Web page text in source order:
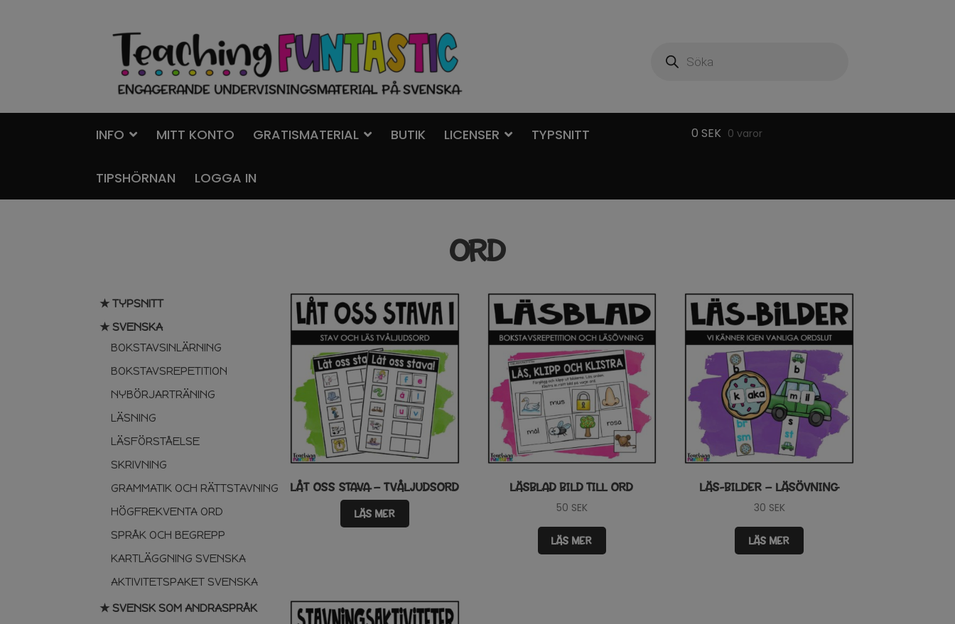
Hoppa
navigering
Gå
innehåll
INFO MITT KONTO GRATISMATERIAL BUTIK LICENSER TYPSNITT
TIPSHÖRNAN LOGGA IN
0 SEK 0 varor
ORD
★ TYPSNITT
★ SVENSKA
BOKSTAVSINLÄRNING
BOKSTAVSREPETITION
NYBÖRJARTRÄNING
LÄSNING
LÄSFÖRSTÅELSE
SKRIVNING
GRAMMATIK OCH RÄTTSTAVNING
HÖGFREKVENTA ORD
SPRÅK OCH BEGREPP
KARTLÄGGNING SVENSKA
AKTIVITETSPAKET SVENSKA
★ SVENSK SOM ANDRASPRÅK
LÅT OSS STAVA – TVÅLJUDSORD
LÄS MER
LÄSBLAD BILD TILL ORD
50 SEK
LÄS MER
LÄS-BILDER – LÄSÖVNING
30 SEK
LÄS MER